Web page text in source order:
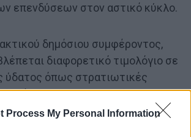
Process My Personal Information
επενδύσεων στον αστικό κύκλο.
δημόσιου συμφέροντος,
διαφορετικό τιμολόγιο σε
ύδατος όπως στρατιωτικές
δομές προσωρινής υποδοχής/
τρίτων χωρών, πυροσβεστική.